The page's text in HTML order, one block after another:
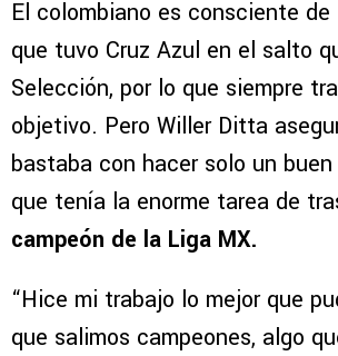
El colombiano es consciente
que tuvo Cruz Azul en el salto
Selección, por lo que siempre
objetivo. Pero Willer Ditta
bastaba con hacer solo un
que tenía la enorme tarea de
campeón de la Liga MX.
“Hice mi trabajo lo mejor que
que salimos campeones, algo